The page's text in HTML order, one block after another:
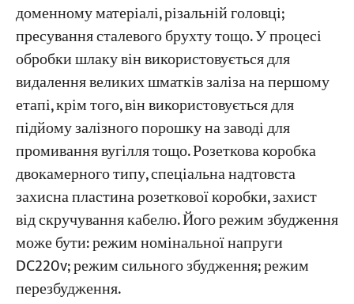
доменному матеріалі, різальній головці;
пресування сталевого брухту тощо. У процесі
обробки шлаку він використовується для
видалення великих шматків заліза на першому
етапі, крім того, він використовується для
підйому залізного порошку на заводі для
промивання вугілля тощо. Розеткова коробка
двокамерного типу, спеціальна надтовста
захисна пластина розеткової коробки, захист
від скручування кабелю. Його режим збудження
може бути: режим номінальної напруги
DC220v; режим сильного збудження; режим
перезбудження.